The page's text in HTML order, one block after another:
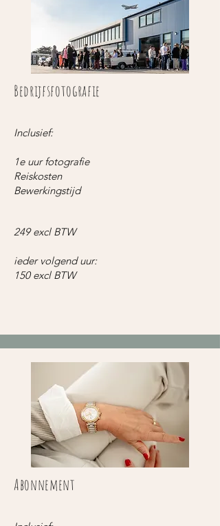
Bedrijfsfotografie
Inclusief:
1e uur fotografie
Reiskosten
Bewerkingstijd
249 excl BTW
ieder volgend uur:
150 excl BTW
Abonnement